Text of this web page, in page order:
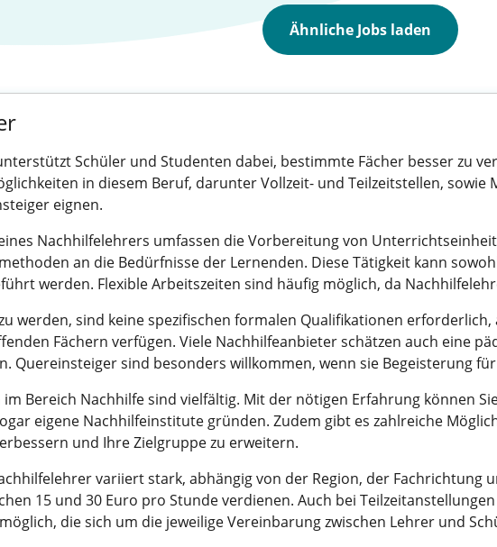
Ähnliche Jobs laden
Schüler und Studenten dabei, bestimmte Fächer besser zu
in diesem Beruf, darunter Vollzeit- und Teilzeitstellen,
eignen.
Nachhilfelehrers umfassen die Vorbereitung von
an die Bedürfnisse der Lernenden. Diese Tätigkeit kann
werden. Flexible Arbeitszeiten sind häufig möglich, da
werden, sind keine spezifischen formalen Qualifikationen
Fächern verfügen. Viele Nachhilfeanbieter schätzen auch eine
Quereinsteiger sind besonders willkommen, wenn sie Begeisterung
Bereich Nachhilfe sind vielfältig. Mit der nötigen Erfahrung können
eigene Nachhilfeinstitute gründen. Zudem gibt es zahlreiche
und Ihre Zielgruppe zu erweitern.
variiert stark, abhängig von der Region, der Fachrichtung
15 und 30 Euro pro Stunde verdienen. Auch bei
die sich um die jeweilige Vereinbarung zwischen Lehrer und